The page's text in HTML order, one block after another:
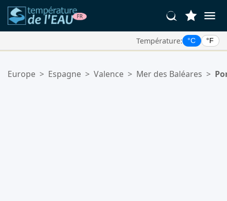
Température: °C °F
Votre liste de favoris est vide.
Europe > Espagne > Valence > Mer des Baléares >